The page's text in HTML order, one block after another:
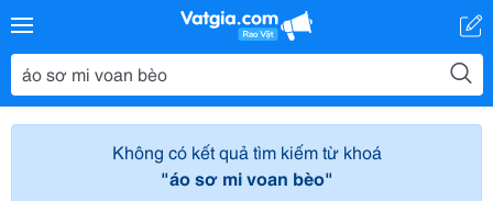
Không có kết quả tìm kiếm từ khoá
"áo sơ mi voan bèo"